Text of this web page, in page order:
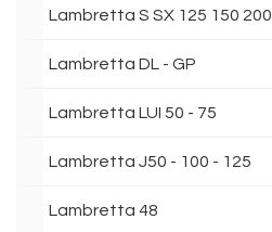
Lambretta S SX 125 150 200
Lambretta DL - GP
Lambretta LUI 50 - 75
Lambretta J50 - 100 - 125
Lambretta 48